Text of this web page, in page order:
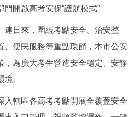
機構職能 政策服務
專題公開
門開啟高考安保“護航模式”
連日來，圍繞考點安全、治安整
、便民服務等重點環節，本市公安
，為廣大考生營造安全穩定、安靜
。
入轄區各高考考點開展全覆蓋安全